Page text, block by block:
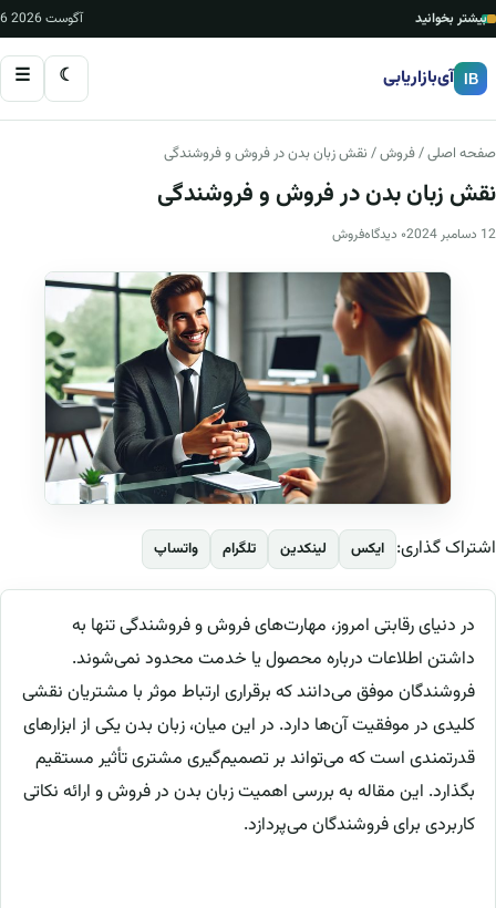
بیشتر بخوانید 6 آگوست 2026
IB آی‌بازاریابی ☾
☰
صفحه اصلی/فروش/ نقش زبان بدن در فروش و فروشندگی
نقش زبان بدن در فروش و فروشندگی
12 دسامبر 2024 ۰ دیدگاه فروش
اشتراک گذاری: ایکس لینکدین تلگرام واتساپ
در دنیای رقابتی امروز، مهارت‌های فروش و فروشندگی تنها به
داشتن اطلاعات درباره محصول یا خدمت محدود نمی‌شوند.
فروشندگان موفق می‌دانند که برقراری ارتباط موثر با مشتریان نقشی
کلیدی در موفقیت آن‌ها دارد. در این میان، زبان بدن یکی از ابزارهای
قدرتمندی است که می‌تواند بر تصمیم‌گیری مشتری تأثیر مستقیم
بگذارد. این مقاله به بررسی اهمیت زبان بدن در فروش و ارائه نکاتی
کاربردی برای فروشندگان می‌پردازد.